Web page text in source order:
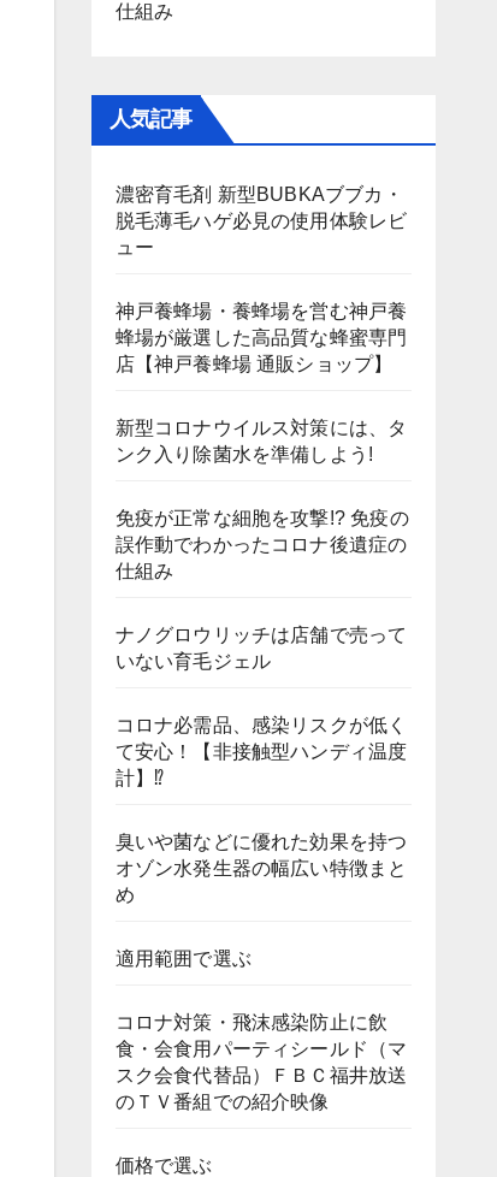
仕組み
人気記事
濃密育毛剤 新型BUBKAブブカ・
脱毛薄毛ハゲ必見の使用体験レビ
ュー
神戸養蜂場・養蜂場を営む神戸養
蜂場が厳選した高品質な蜂蜜専門
店【神戸養蜂場 通販ショップ】
新型コロナウイルス対策には、タ
ンク入り除菌水を準備しよう!
免疫が正常な細胞を攻撃!? 免疫の
誤作動でわかったコロナ後遺症の
仕組み
ナノグロウリッチは店舗で売って
いない育毛ジェル
コロナ必需品、感染リスクが低く
て安心！【非接触型ハンディ温度
計】⁉
臭いや菌などに優れた効果を持つ
オゾン水発生器の幅広い特徴まと
め
適用範囲で選ぶ
コロナ対策・飛沫感染防止に飲
食・会食用パーティシールド（マ
スク会食代替品）ＦＢＣ福井放送
のＴＶ番組での紹介映像
価格で選ぶ